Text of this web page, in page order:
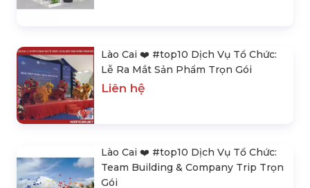
Lào Cai ❤️️ #top10 Dịch Vụ Tổ Chức:
Lễ Ra Mắt Sản Phẩm Trọn Gói
Liên hệ
Lào Cai ❤️️ #top10 Dịch Vụ Tổ Chức:
Team Building & Company Trip Trọn
Gói